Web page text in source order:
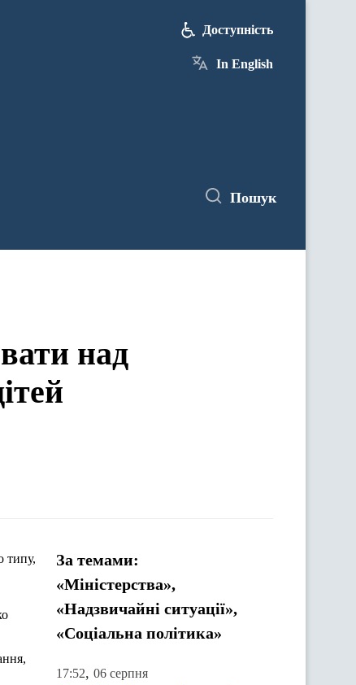
Доступність
In English
Пошук
над
типу,
За темами:
«Міністерства»,
«Надзвичайні ситуації»,
«Соціальна політика»
17:52, 06 серпня